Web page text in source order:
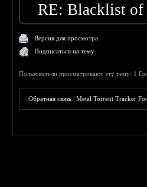
RE: Blacklist
Версия для просмотра
Подписаться на тему
Пользователи просматривают эту тему: 1
|Обратная связь |Metal Torrent Tracker